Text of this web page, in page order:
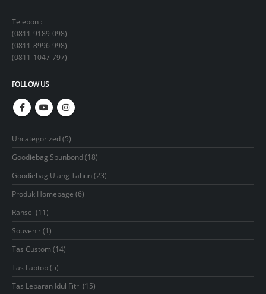
Telepon :
(0811-9189-098)
(0811-8996-998)
(0811-1047-797)
FOLLOW US
Uncategorized 55
products
Goodiebag Spunbond 1818
products
Goodiebag Ulang Tahun 2323
products
Produk Homepage 66
products
Ransel 1111
products
Souvenir 11
product
Tas Custom 1414
products
Tas Laptop 55
products
Tas Lebaran Idul Fitri 1515